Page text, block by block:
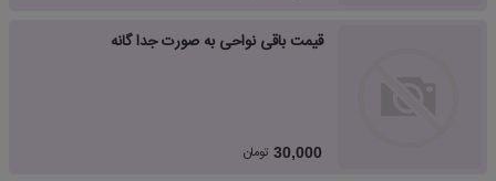
قیمت باقی نواحی به صورت جدا گانه
30,000 تومان